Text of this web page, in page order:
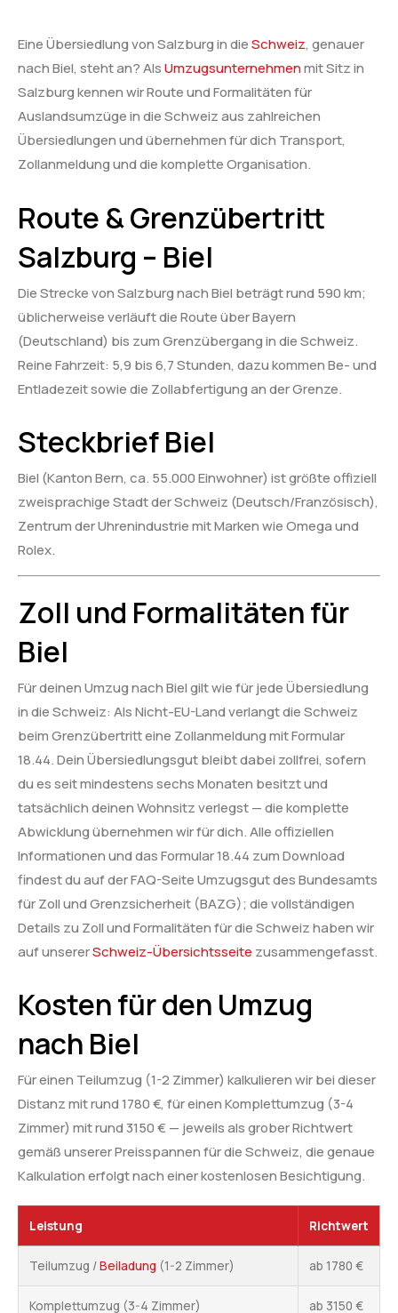
Eine Übersiedlung von Salzburg in dieSchweiz, genauer
nach Biel, steht an? AlsUmzugsunternehmenmit Sitz in
Salzburg kennen wir Route und Formalitäten für
Auslandsumzüge in die Schweiz aus zahlreichen
Übersiedlungen und übernehmen für dich Transport,
Zollanmeldung und die komplette Organisation.
Route & Grenzübertritt
Salzburg – Biel
Die Strecke von Salzburg nach Biel beträgt rund 590 km;
üblicherweise verläuft die Route über Bayern
(Deutschland) bis zum Grenzübergang in die Schweiz.
Reine Fahrzeit: 5,9 bis 6,7 Stunden, dazu kommen Be- und
Entladezeit sowie die Zollabfertigung an der Grenze.
Steckbrief Biel
Biel (Kanton Bern, ca. 55.000 Einwohner) ist größte offiziell
zweisprachige Stadt der Schweiz (Deutsch/Französisch),
Zentrum der Uhrenindustrie mit Marken wie Omega und
Rolex.
Zoll und Formalitäten für
Biel
Für deinen Umzug nach Biel gilt wie für jede Übersiedlung
in die Schweiz: Als Nicht-EU-Land verlangt die Schweiz
beim Grenzübertritt eine Zollanmeldung mit Formular
18.44. Dein Übersiedlungsgut bleibt dabei zollfrei, sofern
du es seit mindestens sechs Monaten besitzt und
tatsächlich deinen Wohnsitz verlegst — die komplette
Abwicklung übernehmen wir für dich. Alle offiziellen
Informationen und das Formular 18.44 zum Download
findest du auf der FAQ-Seite Umzugsgut des Bundesamts
für Zoll und Grenzsicherheit (BAZG); die vollständigen
Details zu Zoll und Formalitäten für die Schweiz haben wir
auf unsererSchweiz-Übersichtsseite zusammengefasst.
Kosten für den Umzug
nach Biel
Für einen Teilumzug (1-2 Zimmer) kalkulieren wir bei dieser
Distanz mit rund 1780 €, für einen Komplettumzug (3-4
Zimmer) mit rund 3150 € — jeweils als grober Richtwert
gemäß unserer Preisspannen für die Schweiz, die genaue
Kalkulation erfolgt nach einer kostenlosen Besichtigung.
Leistung Richtwert
Teilumzug /Beiladung (1-2 Zimmer) ab 1780 €
Komplettumzug (3-4 Zimmer) ab 3150 €